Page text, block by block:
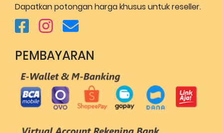
Dapatkan potongan harga khusus untuk reseller.
PEMBAYARAN